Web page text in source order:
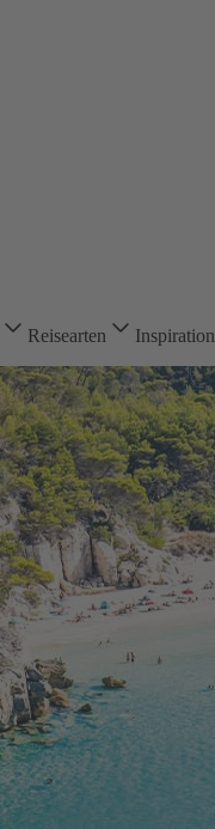
Reisearten Inspiration